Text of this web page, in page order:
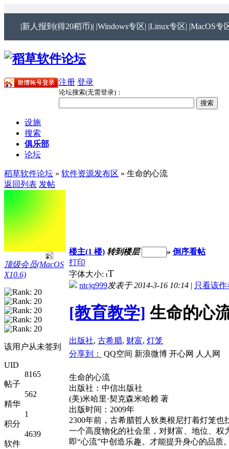
|新人报到(得20稻币)| |Windows专区| |Linux专区| |MacOS专
注册 登录
论坛搜索(无需登录)：
设施
搜索
俱乐部
论坛
稻草软件论坛 » 软件资源发布区 » 生命的心流
返回列表 发帖
顶级会员(MacOS
X10.6)
该用户从未签到
UID
8165
帖子
562
精华
1
积分
4639
软件
楼主(1 楼) 转到楼层 » 倒序看帖
打印
字体大小: tT
ntcjq999发表于 2014-3-16 10:14 | 只看该作
[教育教学] 生命的心
出版社, 古希腊, 财富, 灯笼
分享到：
QQ空间 新浪微博 开心网 人人网
生命的心流
出版社：中信出版社
(美)米哈里·契克森米哈赖 著
出版时间：2009年
2300年前，古希腊哲人狄奥根尼打着灯笼
一个高度物化的社会里，对财富、地位、
即“心流”中创造乐趣。才能提升身心的品